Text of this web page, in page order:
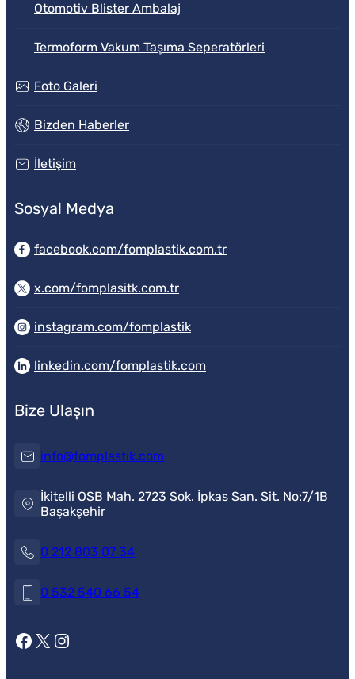
Otomotiv Blister Ambalaj
Termoform Vakum Taşıma Seperatörleri
Foto Galeri
Bizden Haberler
İletişim
Sosyal Medya
facebook.com/fomplastik.com.tr
x.com/fomplasitk.com.tr
instagram.com/fomplastik
linkedin.com/fomplastik.com
Bize Ulaşın
info@fomplastik.com
İkitelli OSB Mah. 2723 Sok. İpkas San. Sit. No:7/1B
Başakşehir
0 212 803 07 34
0 532 540 66 54
Facebook X Instagram